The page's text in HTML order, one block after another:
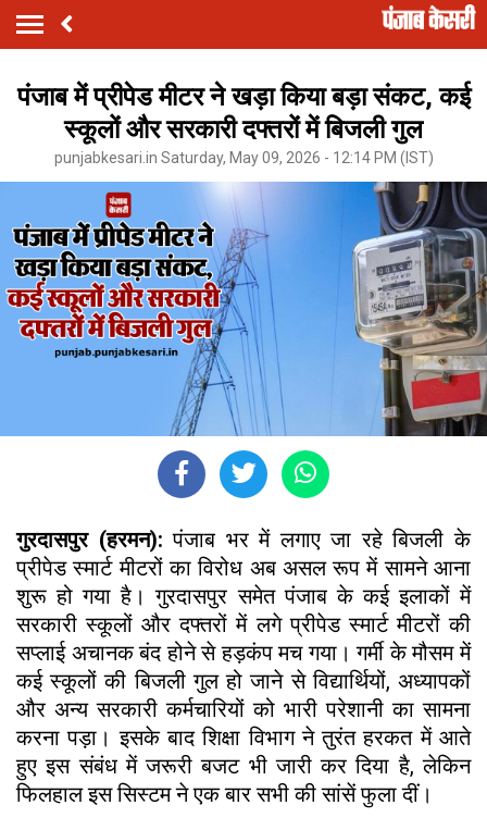
पंजाब में प्रीपेड मीटर ने खड़ा किया बड़ा संकट, कई
स्कूलों और सरकारी दफ्तरों में बिजली गुल
punjabkesari.in Saturday, May 09, 2026 - 12:14 PM (IST)
गुरदासपुर (हरमन): पंजाब भर में लगाए जा रहे बिजली के
प्रीपेड स्मार्ट मीटरों का विरोध अब असल रूप में सामने आना
शुरू हो गया है। गुरदासपुर समेत पंजाब के कई इलाकों में
सरकारी स्कूलों और दफ्तरों में लगे प्रीपेड स्मार्ट मीटरों की
सप्लाई अचानक बंद होने से हड़कंप मच गया। गर्मी के मौसम में
कई स्कूलों की बिजली गुल हो जाने से विद्यार्थियों, अध्यापकों
और अन्य सरकारी कर्मचारियों को भारी परेशानी का सामना
करना पड़ा। इसके बाद शिक्षा विभाग ने तुरंत हरकत में आते
हुए इस संबंध में जरूरी बजट भी जारी कर दिया है, लेकिन
फिलहाल इस सिस्टम ने एक बार सभी की सांसें फुला दीं।